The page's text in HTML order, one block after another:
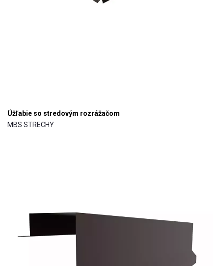
Úžľabie so stredovým rozrážačom
MBS STRECHY